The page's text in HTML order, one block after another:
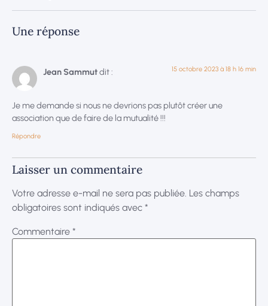
Une réponse
Jean Sammutdit : 15 octobre 2023 à 18 h 16 min
Je me demande si nous ne devrions pas plutôt créer une
association que de faire de la mutualité !!!
Répondre
Laisser un commentaire
Votre adresse e-mail ne sera pas publiée. Les champs
obligatoires sont indiqués avec *
Commentaire *